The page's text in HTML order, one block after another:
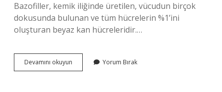
Bazofiller, kemik iliğinde üretilen, vücudun birçok
dokusunda bulunan ve tüm hücrelerin %1’ini
oluşturan beyaz kan hücreleridir.…
Devamını okuyun
Oranı
Yorum Bırak